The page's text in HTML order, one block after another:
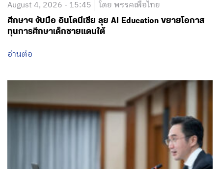
August 4, 2026 - 15:45 โดย พรรคเพื่อไทย
ศึกษาฯ จับมือ อินโดนีเซีย ลุย AI Education ขยายโอกาส
ทุนการศึกษาเด็กชายแดนใต้
อ่านต่อ